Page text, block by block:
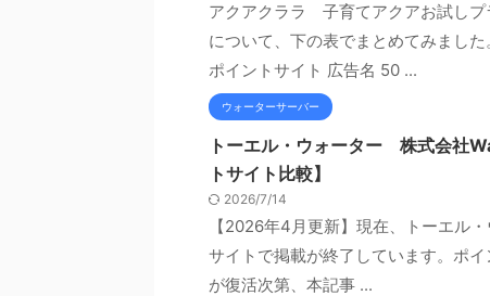
アクアクララ 子育てアクアお試しプ
について、下の表でまとめてみまし
ポイントサイト 広告名 50 ...
ウォーターサーバー
トーエル・ウォーター 株式会社
トサイト比較】
2026/7/14
【2026年4月更新】現在、トーエル
サイトで掲載が終了しています。ポ
が復活次第、本記事 ...